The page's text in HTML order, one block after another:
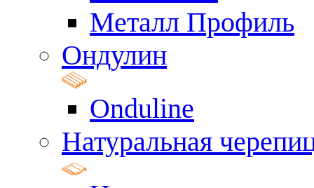
Металл Профиль
Ондулин
Onduline
Натуральная